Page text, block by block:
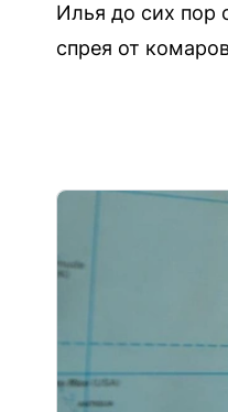
Илья до сих пор
спрея от